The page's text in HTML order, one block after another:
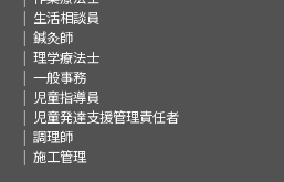
生活相談員
鍼灸師
理学療法士
一般事務
児童指導員
児童発達支援管理責任者
調理師
施工管理